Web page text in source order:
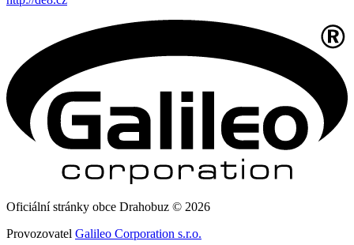
Oficiální stránky obce Drahobuz © 2026
Provozovatel Galileo Corporation s.r.o.